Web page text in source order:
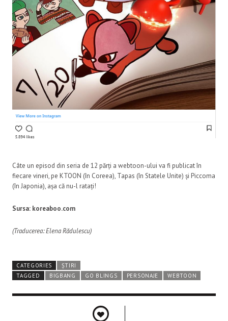
Câte un episod din seria de 12 părți a webtoon-ului va fi publicat în
fiecare vineri, pe KTOON (în Coreea), Tapas (în Statele Unite) și Piccoma
(în Japonia), așa că nu-l ratați!
Sursa: koreaboo.com
(Traducerea: Elena Rădulescu)
CATEGORIES
ȘTIRI
TAGGED
BIGBANG GO BLINGS PERSONAJE WEBTOON